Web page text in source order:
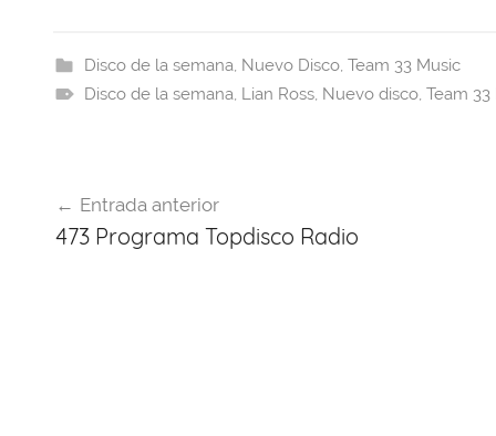
e
b
k
a
d
s
A
e
st
gr
a
er
Disco de la semana, Nuevo Disco, Team 33 Music
Disco de la semana, Lian Ross, Nuevo disco, Team 33
de
entradas
Entrada anterior
473 Programa Topdisco Radio